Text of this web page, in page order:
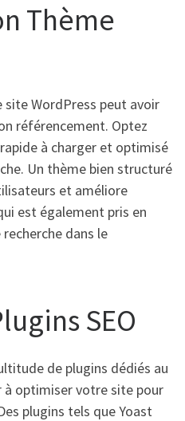
Thème
WordPress peut avoir
référencement. Optez
à charger et optimisé
Un thème bien structuré
et améliore
est également pris en
dans le
SEO
de plugins dédiés au
à optimiser votre site pour
plugins tels que Yoast